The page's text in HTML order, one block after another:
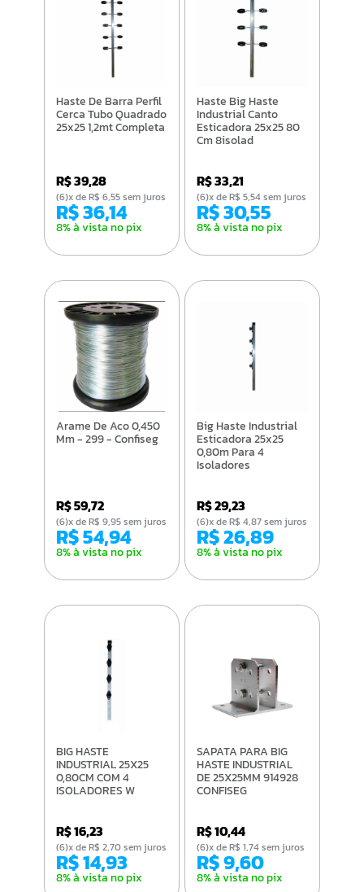
Haste De Barra Perfil
Cerca Tubo Quadrado
25x25 1,2mt Completa
R$ 39,28
R$ 36,14
8% à vista no pix
(6)x de R$ 6,55 sem juros
Haste Big Haste
Industrial Canto
Esticadora 25x25 80
Cm 8isolad
R$ 33,21
R$ 30,55
8% à vista no pix
(6)x de R$ 5,54 sem juros
Arame De Aco 0,450
Mm - 299 - Confiseg
R$ 59,72
R$ 54,94
8% à vista no pix
(6)x de R$ 9,95 sem juros
Big Haste Industrial
Esticadora 25x25
0,80m Para 4
Isoladores
R$ 29,23
R$ 26,89
8% à vista no pix
(6)x de R$ 4,87 sem juros
BIG HASTE
INDUSTRIAL 25X25
0,80CM COM 4
ISOLADORES W
R$ 16,23
R$ 14,93
8% à vista no pix
(6)x de R$ 2,70 sem juros
SAPATA PARA BIG
HASTE INDUSTRIAL
DE 25X25MM 914928
CONFISEG
R$ 10,44
R$ 9,60
8% à vista no pix
(6)x de R$ 1,74 sem juros